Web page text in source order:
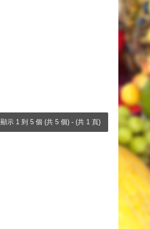
顯示 1 到 5 個 (共 5 個) - (共 1 頁)